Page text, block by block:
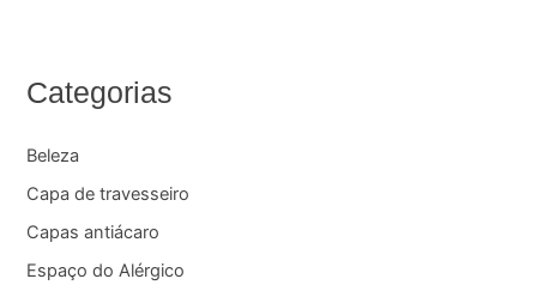
Categorias
Beleza
Capa de travesseiro
Capas antiácaro
Espaço do Alérgico